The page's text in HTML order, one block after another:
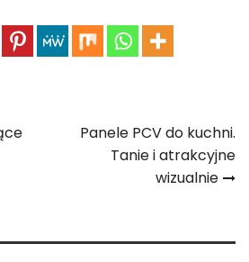
Panele PCV do kuchni.
Tanie i atrakcyjne
wizualnie